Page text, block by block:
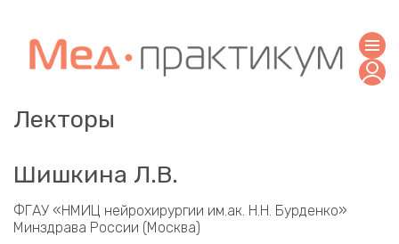
Лекторы
Шишкина Л.В.
ФГАУ «НМИЦ нейрохирургии им.ак. Н.Н. Бурденко»
Минздрава России (Москва)